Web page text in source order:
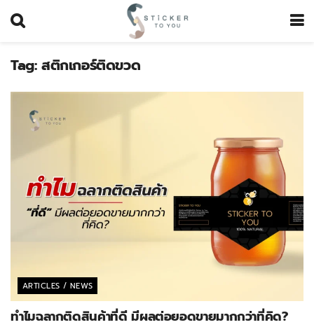
Tag: สติกเกอร์ติดขวด
ARTICLES / NEWS
ทำไมฉลากติดสินค้าที่ดี มีผลต่อยอดขายมากกว่าที่คิด?